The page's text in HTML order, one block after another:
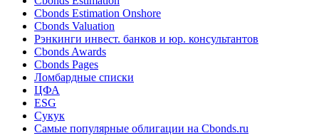
Cbonds Estimation Onshore
Cbonds Valuation
Рэнкинги инвест. банков и юр. консультантов
Cbonds Awards
Cbonds Pages
Ломбардные списки
ЦФА
ESG
Сукук
Самые популярные облигации на Cbonds.ru